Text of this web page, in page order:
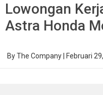
Lowongan
Astra Honda
ByThe Company Februari